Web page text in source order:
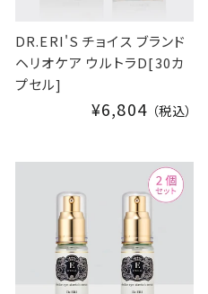
DR.ERI'S チョイス ブランド
ヘリオケア ウルトラD[30カ
プセル]
¥6,804 （税込）